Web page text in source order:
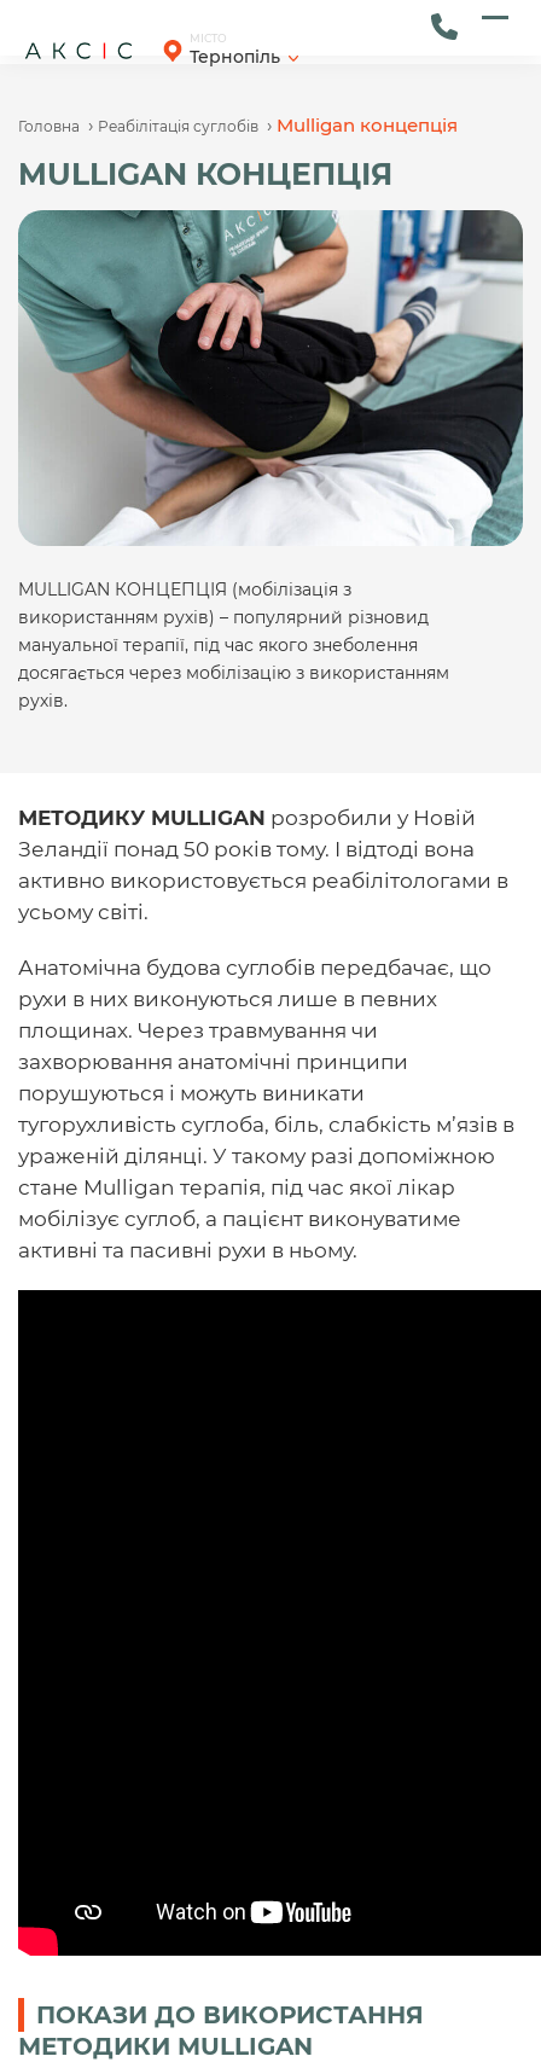
content
МІСТО
Тернопіль
Головна › Реабілітація суглобів › Mulligan концепція
MULLIGAN КОНЦЕПЦІЯ
MULLIGAN КОНЦЕПЦІЯ (мобілізація з
використанням рухів) – популярний різновид
мануальної терапії, під час якого знеболення
досягається через мобілізацію з використанням
рухів.
МЕТОДИКУ MULLIGAN розробили у Новій
Зеландії понад 50 років тому. І відтоді вона
активно використовується реабілітологами в
усьому світі.
Анатомічна будова суглобів передбачає, що
рухи в них виконуються лише в певних
площинах. Через травмування чи
захворювання анатомічні принципи
порушуються і можуть виникати
тугорухливість суглоба, біль, слабкість м’язів в
ураженій ділянці. У такому разі допоміжною
стане Mulligan терапія, під час якої лікар
мобілізує суглоб, а пацієнт виконуватиме
активні та пасивні рухи в ньому.
ПОКАЗИ ДО ВИКОРИСТАННЯ
МЕТОДИКИ MULLIGAN